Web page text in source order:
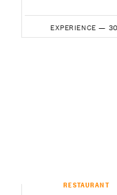
EXPERIENCE —
RESTAURANT